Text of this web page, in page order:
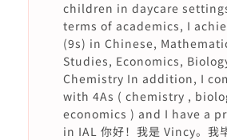
children in daycare
terms of academics, I
(9s) in Chinese,
Studies, Economics,
Chemistry In addition, I
with 4As ( chemistry ,
economics ) and I have a
in IAL 你好！我是 Vincy。我